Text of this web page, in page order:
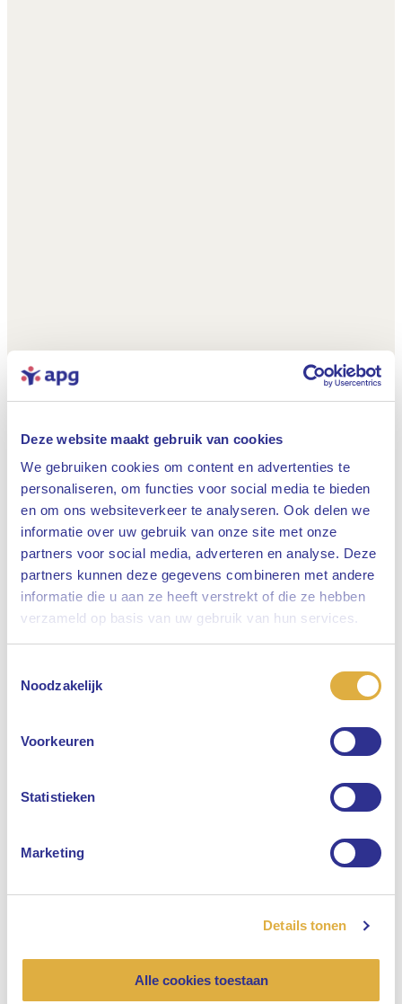
Deze website maakt gebruik van cookies
We gebruiken cookies om content en advertenties te
personaliseren, om functies voor social media te bieden
en om ons websiteverkeer te analyseren. Ook delen we
informatie over uw gebruik van onze site met onze
partners voor social media, adverteren en analyse. Deze
partners kunnen deze gegevens combineren met andere
informatie die u aan ze heeft verstrekt of die ze hebben
verzameld op basis van uw gebruik van hun services.
Noodzakelijk
Voorkeuren
Statistieken
Marketing
Details tonen
Alle cookies toestaan
Sluiten